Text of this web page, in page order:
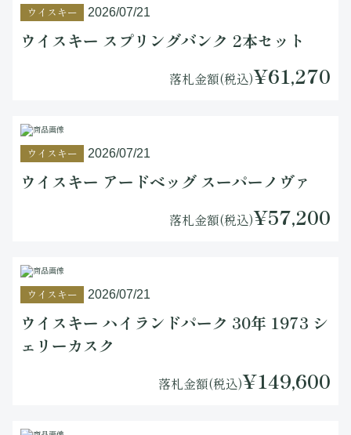
ウイスキー 2026/07/21
ウイスキー スプリングバンク 2本セット
落札金額(税込)¥61,270
ウイスキー 2026/07/21
ウイスキー アードベッグ スーパーノヴァ
落札金額(税込)¥57,200
ウイスキー 2026/07/21
ウイスキー ハイランドパーク 30年 1973 シ
ェリーカスク
落札金額(税込)¥149,600